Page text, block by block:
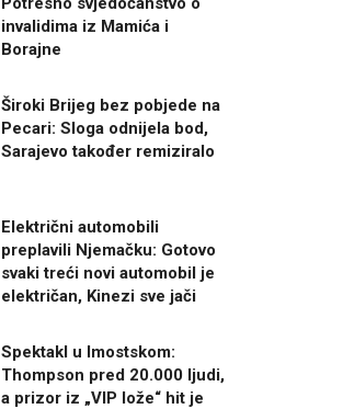
invalidima iz Mamića i
Borajne
Široki Brijeg bez pobjede na
Pecari: Sloga odnijela bod,
Sarajevo također remiziralo
Električni automobili
preplavili Njemačku: Gotovo
svaki treći novi automobil je
električan, Kinezi sve jači
Spektakl u Imostskom:
Thompson pred 20.000 ljudi,
a prizor iz „VIP lože“ hit je